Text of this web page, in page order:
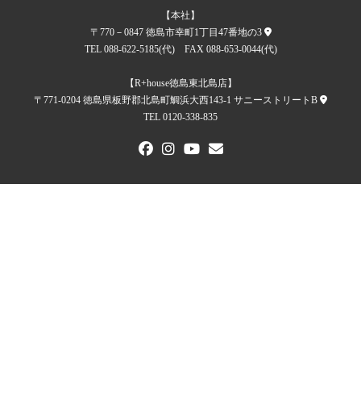
【本社】
〒770－0847 徳島市幸町1丁目47番地の3
TEL 088-622-5185(代) FAX 088-653-0044(代)
【R+house徳島東北島店】
〒771-0204 徳島県板野郡北島町鯛浜大西143-1 サニーストリートB
TEL 0120-338-835